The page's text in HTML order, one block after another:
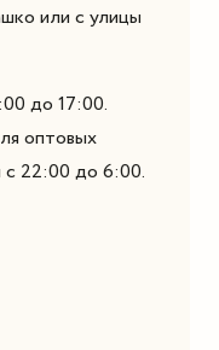
или с улицы
до 17:00.
оптовых
с 22:00 до 6:00.